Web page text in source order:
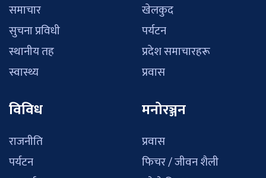
समाचार
सुचना प्रविधी
स्थानीय तह
स्वास्थ्य
खेलकुद
पर्यटन
प्रदेश समाचारहरू
प्रवास
विविध
राजनीति
पर्यटन
मनोरञ्जन
प्रवास
फिचर / जीवन शैली